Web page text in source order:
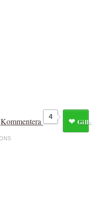
Kommentera 4
Gilla